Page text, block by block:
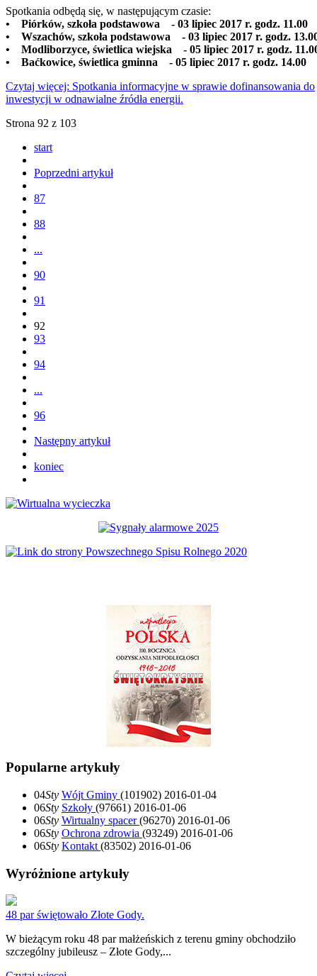
Spotkania odbędą się, w następującym czasie:
• Piórków, szkoła podstawowa - 03 lipiec 2017 r. godz. 11.00
• Wszachów, szkoła podstawowa - 03 lipiec 2017 r. godz.
• Modliborzyce, świetlica wiejska - 05 lipiec 2017 r. godz.
• Baćkowice, świetlica gminna - 05 lipiec 2017 r. godz. 14.00
Czytaj więcej: Spotkania informacyjne w sprawie dofinansowania do
inwestycji w odnawialne źródła energii.
Strona 92 z 103
start
Poprzedni artykuł
87
88
...
90
91
92
93
94
...
96
Następny artykuł
koniec
Popularne artykuły
04Sty Wójt Gminy (101902) 2016-01-04
06Sty Szkoły (97661) 2016-01-06
06Sty Wirtualny spacer(96270) 2016-01-06
06Sty Ochrona zdrowia (93249) 2016-01-06
06Sty Kontakt (83502) 2016-01-06
Wyróżnione artykuły
48 par świętowało Złote Gody.
W bieżącym roku 48 par małżeńskich z terenu gminy obchodziło
szczególny jubileusz – Złote Gody,...